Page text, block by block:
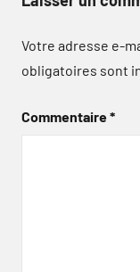
Votre adresse e-
obligatoires sont
Commentaire*